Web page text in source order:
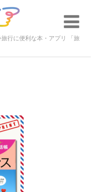
行に便利な本・アプリ 「旅